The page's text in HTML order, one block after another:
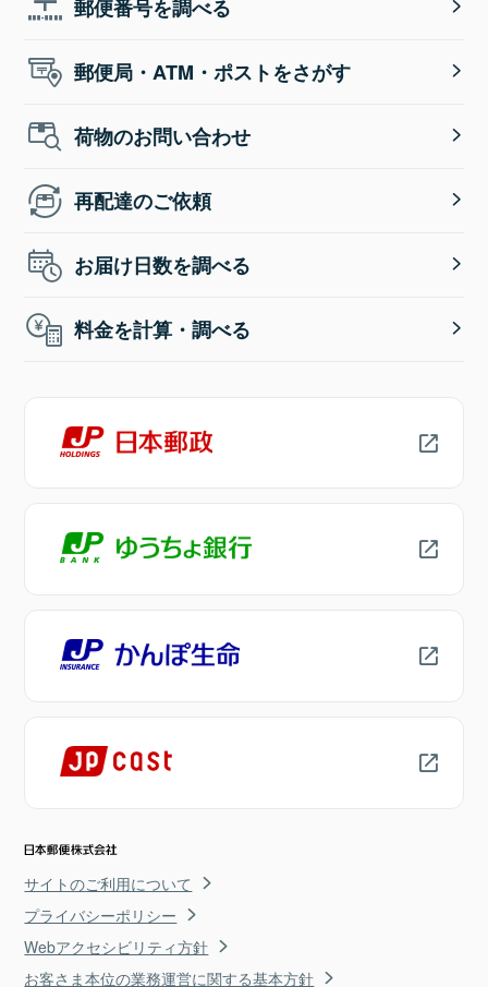
郵便番号を調べる
郵便局・ATM・ポストをさがす
荷物のお問い合わせ
再配達のご依頼
お届け日数を調べる
料金を計算・調べる
サイトのご利用について
プライバシーポリシー
Webアクセシビリティ方針
お客さま本位の業務運営に関する基本方針